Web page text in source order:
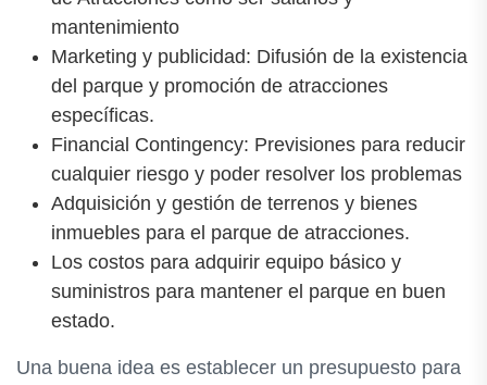
mantenimiento
Marketing y publicidad: Difusión de la existencia
del parque y promoción de atracciones
específicas.
Financial Contingency: Previsiones para reducir
cualquier riesgo y poder resolver los problemas
Adquisición y gestión de terrenos y bienes
inmuebles para el parque de atracciones.
Los costos para adquirir equipo básico y
suministros para mantener el parque en buen
estado.
Una buena idea es establecer un presupuesto para